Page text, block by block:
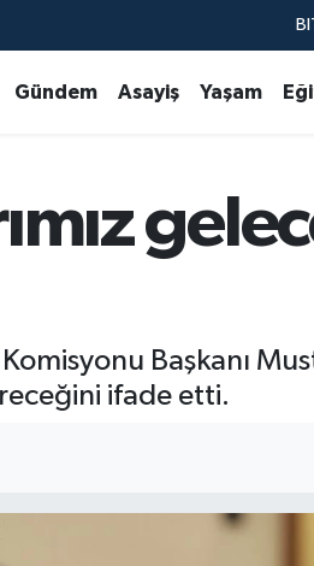
Gündem Asayiş Yaşam
Başkanı
ifade etti.